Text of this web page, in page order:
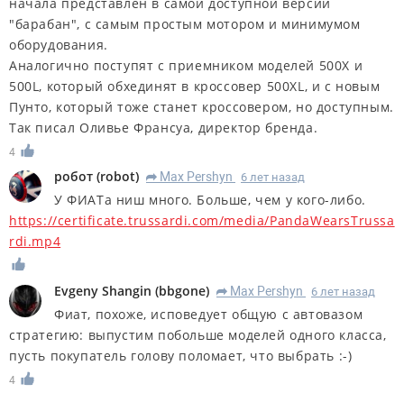
"барабан", с самым простым мотором и минимумом
оборудования.
Аналогично поступят с приемником моделей 500X и
500L, который обхединят в кроссовер 500XL, и с новым
Пунто, который тоже станет кроссовером, но доступным.
Так писал Оливье Франсуа, директор бренда.
4
робот (robot) R Max Pershyn 6 лет назад
У ФИАТа ниш много. Больше, чем у кого-либо.
https://certificate.trussardi.com/media/PandaWearsTrussa
rdi.mp4
Evgeny Shangin (bbgone) R Max Pershyn 6 лет назад
Фиат, похоже, исповедует общую с автовазом
стратегию: выпустим побольше моделей одного класса,
пусть покупатель голову поломает, что выбрать :-)
4